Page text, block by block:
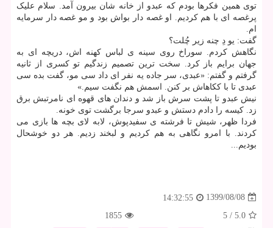
توی همین فکرها بودم که عبدو از خانه شان بیرون آمد. سلام علیک
پرغصه ای با هم کردیم. او غصه دار بواش بود و مو غصه دار سرمایه
ام.
گفت: یو دِ چنه زیر چُلت؟
نگاهش کردم. سوراخ روی سینه ی لباس کهنه اش، دریچه ای به
جهان برایم باز کرد. سخت ترین تصمیم زندگیم تو کسری از ثانیه
گرفتم و گفتم: «عبدی، سر جاده یه نفر ای داد سی مو، گفت بده سی
عبدی تا با ککاهاش بر کنن. اسمش هم نگفت سیم.»
نیش عبدو تا پشت سرش باز شد و دندان های قهوه ای نامرتبش برق
زد. کیسه را دادم دستش و عبدو سرجا برگشت توی خونه.
فردا ظهر، شیش تا فرشته ی سفیدپوش، لابه لای بچه ها بازی می
کردند. با امرو نگاهی به هم کردیم و لبخند زدیم. هر دو خوشحال
بودیم...
1399/08/08
14:32:55
5.0
/
5
1855